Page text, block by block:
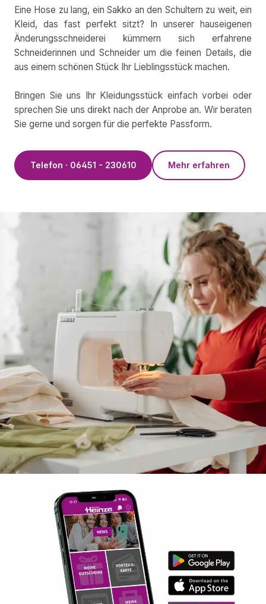
Eine Hose zu lang, ein Sakko an den Schultern zu weit, ein
Kleid, das fast perfekt sitzt? In unserer hauseigenen
Änderungsschneiderei kümmern sich erfahrene
Schneiderinnen und Schneider um die feinen Details, die
aus einem schönen Stück Ihr Lieblingsstück machen.
Bringen Sie uns Ihr Kleidungsstück einfach vorbei oder
sprechen Sie uns direkt nach der Anprobe an. Wir beraten
Sie gerne und sorgen für die perfekte Passform.
Telefon · 06451 - 230610 Mehr erfahren